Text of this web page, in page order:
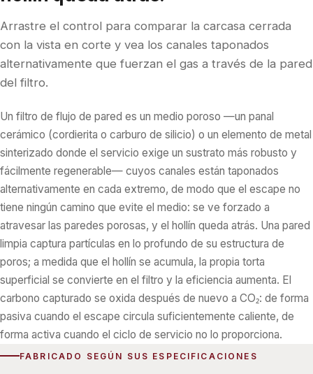
Arrastre el control para comparar la carcasa cerrada
con la vista en corte y vea los canales taponados
alternativamente que fuerzan el gas a través de la pared
del filtro.
Un filtro de flujo de pared es un medio poroso —un panal
cerámico (cordierita o carburo de silicio) o un elemento de metal
sinterizado donde el servicio exige un sustrato más robusto y
fácilmente regenerable— cuyos canales están taponados
alternativamente en cada extremo, de modo que el escape no
tiene ningún camino que evite el medio: se ve forzado a
atravesar las paredes porosas, y el hollín queda atrás. Una pared
limpia captura partículas en lo profundo de su estructura de
poros; a medida que el hollín se acumula, la propia torta
superficial se convierte en el filtro y la eficiencia aumenta. El
carbono capturado se oxida después de nuevo a CO₂: de forma
pasiva cuando el escape circula suficientemente caliente, de
forma activa cuando el ciclo de servicio no lo proporciona.
FABRICADO SEGÚN SUS ESPECIFICACIONES